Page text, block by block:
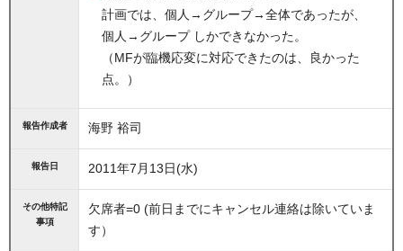
計画では、個人→グループ→全体であったが、
個人→グループ しかできなかった。
（MFが臨機応変に対応できたのは、良かった
点。）
報告作成者 海野 裕司
報告日 2011年7月13日(水)
その他特記
事項
欠席者=0 (前日までにキャンセル連絡は除いていま
す）